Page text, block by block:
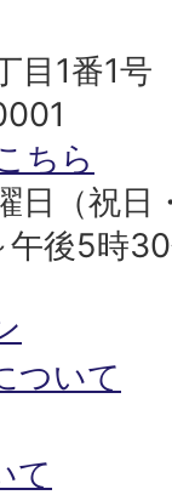
目1番1号
ちら
日（祝日
午後5時
ついて
て